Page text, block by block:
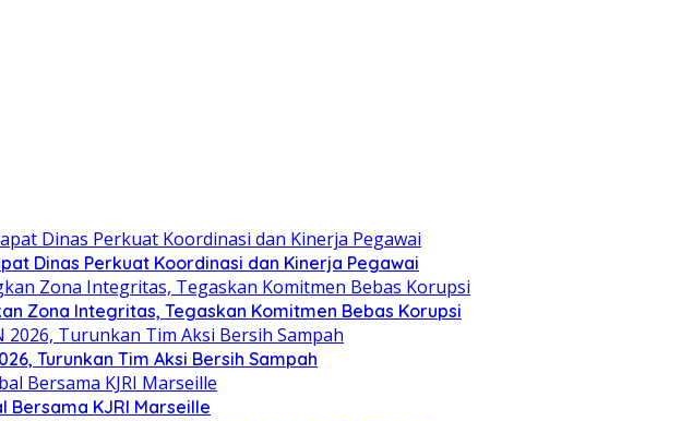
Dinas Perkuat Koordinasi dan Kinerja Pegawai
Zona Integritas, Tegaskan Komitmen Bebas Korupsi
Turunkan Tim Aksi Bersih Sampah
Bersama KJRI Marseille